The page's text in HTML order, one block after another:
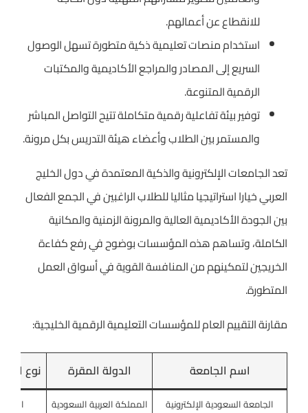
للانقطاع عن أعمالهم.
استخدام منصات تعليمية ذكية متطورة تسهل الوصول
السريع إلى المصادر والمراجع الأكاديمية والمكتبات
الرقمية المتنوعة.
توفير بيئة تفاعلية رقمية متكاملة تتيح التواصل المباشر
والمستمر بين الطلاب وأعضاء هيئة التدريس بكل مرونة.
تعد الجامعات الإلكترونية والذكية المعتمدة في دول الخليج
العربي خيارا استراتيجيا مثاليا للطلاب الراغبين في الجمع الفعال
بين الجودة الأكاديمية العالية والمرونة الزمنية والمكانية
الكاملة، وتساهم هذه المؤسسات بوضوح في رفع كفاءة
الخريجين لتمكينهم من المنافسة القوية في أسواق العمل
المتطورة.
مقارنة التقييم العام للمؤسسات التعليمية الرقمية الخليجية:
اسم الجامعة الدولة المقرة نوع
الجامعة السعودية الإلكترونية المملكة العربية السعودية